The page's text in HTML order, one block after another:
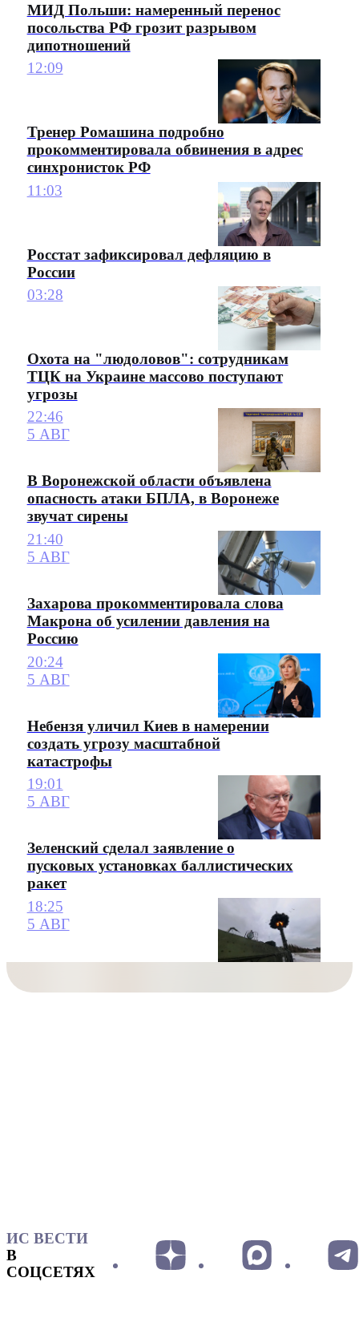
МИД Польши: намеренный перенос
посольства РФ грозит разрывом
дипотношений
12:09
Тренер Ромашина подробно
прокомментировала обвинения в адрес
синхронисток РФ
11:03
Росстат зафиксировал дефляцию в
России
03:28
Охота на "людоловов": сотрудникам
ТЦК на Украине массово поступают
угрозы
22:46
5 АВГ
В Воронежской области объявлена
опасность атаки БПЛА, в Воронеже
звучат сирены
21:40
5 АВГ
Захарова прокомментировала слова
Макрона об усилении давления на
Россию
20:24
5 АВГ
Небензя уличил Киев в намерении
создать угрозу масштабной
катастрофы
19:01
5 АВГ
Зеленский сделал заявление о
пусковых установках баллистических
ракет
18:25
5 АВГ
ИС ВЕСТИ
В
СОЦСЕТЯХ